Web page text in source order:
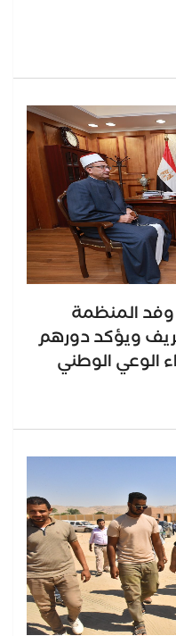
المنظمة
ويؤكد دورهم
الوعي الوطني